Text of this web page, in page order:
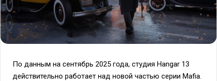
По данным на сентябрь 2025 года, студия Hangar 13
действительно работает над новой частью серии Mafia.